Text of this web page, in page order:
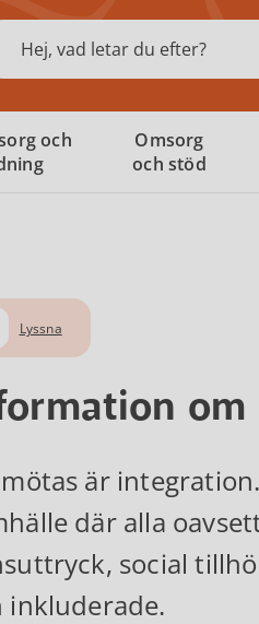
och
Omsorg
och stöd
Lyssna
är
där alla
social
inkluderade.